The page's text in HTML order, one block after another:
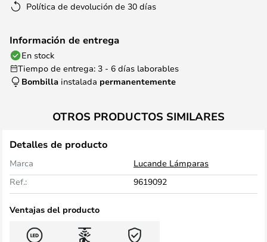
Política de devolución de 30 días
Información de entrega
En stock
Tiempo de entrega: 3 - 6 días laborables
Bombilla instalada permanentemente
OTROS PRODUCTOS SIMILARES
Detalles de producto
Marca
Lucande Lámparas
Ref.:
9619092
Ventajas del producto